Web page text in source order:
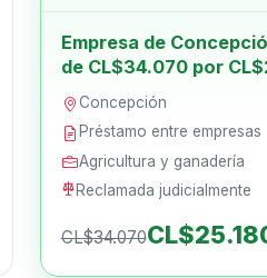
Empresa de
de CL$34.070 por
Concepción
Préstamo entre empresas
Agricultura y ganadería
Reclamada judicialmente
CL$34.070